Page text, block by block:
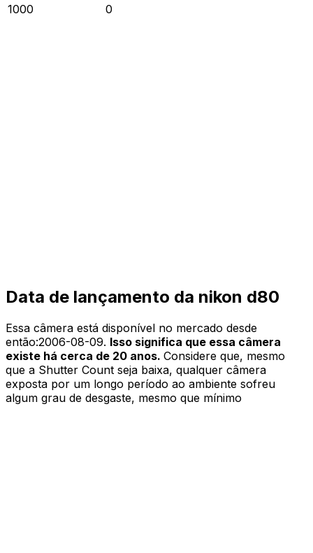
1000
0
Data de lançamento da nikon d80
Essa câmera está disponível no mercado desde
então:2006-08-09. Isso significa que essa câmera
existe há cerca de 20 anos. Considere que, mesmo
que a Shutter Count seja baixa, qualquer câmera
exposta por um longo período ao ambiente sofreu
algum grau de desgaste, mesmo que mínimo